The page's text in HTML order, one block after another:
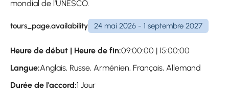
mondial de l’UNESCO.
tours_page.availability 24 mai 2026 - 1 septembre 2027
Heure de début | Heure de fin:09:00:00 | 15:00:00
Langue:Anglais, Russe, Arménien, Français, Allemand
Durée de l'accord:1 Jour